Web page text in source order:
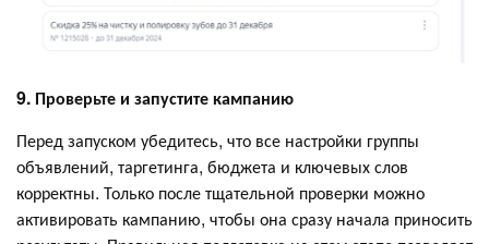
9. Проверьте и запустите кампанию
Перед запуском убедитесь, что все настройки группы
объявлений, таргетинга, бюджета и ключевых слов
корректны. Только после тщательной проверки можно
активировать кампанию, чтобы она сразу начала приносить